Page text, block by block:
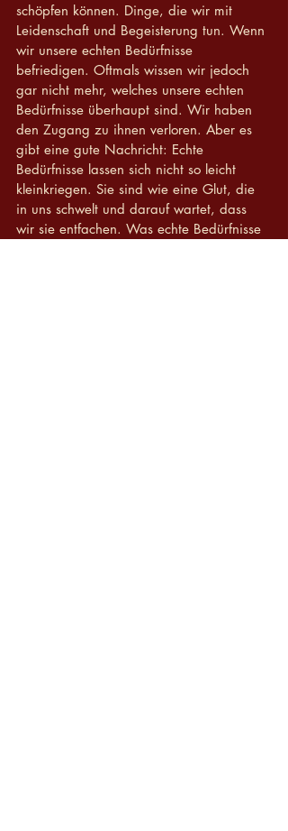
schöpfen können. Dinge, die wir mit
Leidenschaft und Begeisterung tun. Wenn
wir unsere echten Bedürfnisse
befriedigen. Oftmals wissen wir jedoch
gar nicht mehr, welches unsere echten
Bedürfnisse überhaupt sind. Wir haben
den Zugang zu ihnen verloren. Aber es
gibt eine gute Nachricht: Echte
Bedürfnisse lassen sich nicht so leicht
kleinkriegen. Sie sind wie eine Glut, die
in uns schwelt und darauf wartet, dass
wir sie entfachen. Was echte Bedürfnisse